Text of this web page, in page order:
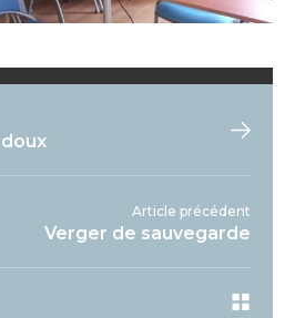
Article précédent
Verger de sauvegarde